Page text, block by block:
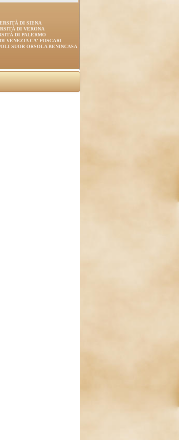
DI SIENA
DI VERONA
DI PALERMO
VENEZIA CA' FOSCARI
SUOR ORSOLA BENINCASA